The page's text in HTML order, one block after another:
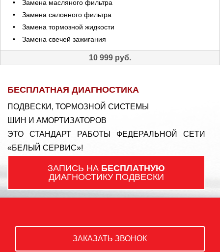
Замена масляного фильтра
Замена салонного фильтра
Замена тормозной жидкости
Замена свечей зажигания
10 999 руб.
БЕСПЛАТНАЯ ДИАГНОСТИКА
ПОДВЕСКИ, ТОРМОЗНОЙ СИСТЕМЫ
ШИН И АМОРТИЗАТОРОВ
ЭТО СТАНДАРТ РАБОТЫ ФЕДЕРАЛЬНОЙ СЕТИ
«БЕЛЫЙ СЕРВИС»!
ЗАПИСЬ НА БЕСПЛАТНУЮ
ДИАГНОСТИКУ ПОДВЕСКИ
ЗАКАЗАТЬ ЗВОНОК